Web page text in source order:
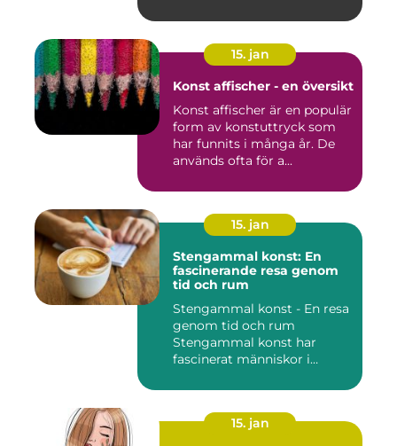
15. jan
Konst affischer - en översikt
Konst affischer är en populär
form av konstuttryck som
har funnits i många år. De
används ofta för a...
15. jan
Stengammal konst: En
fascinerande resa genom
tid och rum
Stengammal konst - En resa
genom tid och rum
Stengammal konst har
fascinerat människor i
15. jan